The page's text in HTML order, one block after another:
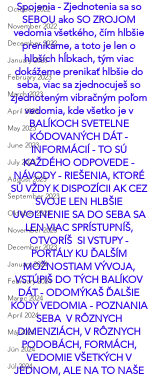
October 2022
November 2022
December 2022
January 2023
February 2023
March 2023
April 2023
May 2023
June 2023
July 2023
August 2023
September 2023
Október 2023
November 2023
December 2023
January 2024
February 2024
Marec 2024
April 2024
Máj 2024
Jún 2024
Júl 2024
Spojenia - Zjednotenia sa so
SEBOU ako SO ZROJOM
vedomia všetkého, čím hlbšie
prenikáme, a toto je len o
hlbších hĺbkach, tým viac
dokážeme prenikať hlbšie do
seba, viac sa zjednocuješ so
zjednoteným vibračným poľom
vedomia, kde všetko je v
BALÍKOCH SVETELNE
KÓDOVANÝCH DÁT -
INFORMÁCIÍ - TO SÚ
KAŽDÉHO ODPOVEDE -
NÁVODY - RIEŠENIA, KTORÉ
SÚ VŽDY K DISPOZÍCII AK CEZ
SVOJE LEN HLBŠIE
UVOĽNENIE SA DO SEBA SA
LEN VIAC SPRÍSTUPNÍŠ,
OTVORÍŠ  SI VSTUPY -
PORTÁLY KU ĎALŠÍM
MOŽNOSTIAM VÝVOJA,
VSTÚPIŠ DO TÝCH BALÍKOV
DÁT - ODOMÝKAŠ ĎALŠIE
KÓDY VEDOMIA - POZNANIA
SEBA  V RÔZNYCH
DIMENZIÁCH, V RÔZNYCH
PODOBÁCH, FORMÁCH,
VEDOMIE VŠETKÝCH V
JEDNOM, ALE NA TO NAŠE